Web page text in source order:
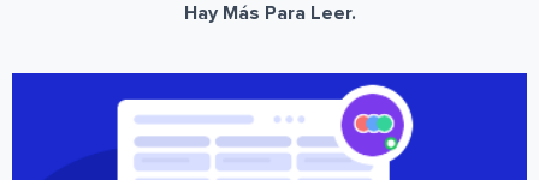
Hay Más Para Leer.